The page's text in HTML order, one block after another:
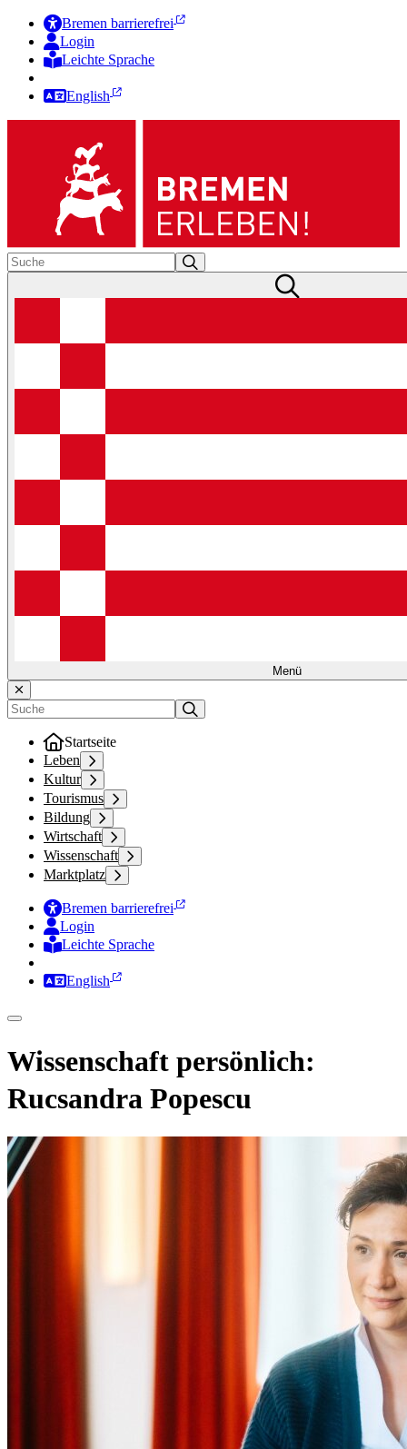
Bremen barrierefrei
Login
Leichte Sprache
English
Menü
Startseite
Leben
Kultur
Tourismus
Bildung
Wirtschaft
Wissenschaft
Marktplatz
Bremen barrierefrei
Login
Leichte Sprache
English
Wissenschaft persönlich:
Rucsandra Popescu